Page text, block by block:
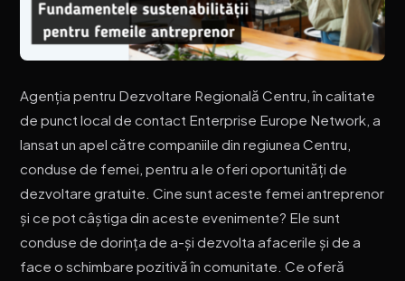
Agenția pentru Dezvoltare Regională Centru, în calitate
de punct local de contact Enterprise Europe Network, a
lansat un apel către companiile din regiunea Centru,
conduse de femei, pentru a le oferi oportunități de
dezvoltare gratuite. Cine sunt aceste femei antreprenor
și ce pot câștiga din aceste evenimente? Ele sunt
conduse de dorința de a-și dezvolta afacerile și de a
face o schimbare pozitivă în comunitate. Ce oferă